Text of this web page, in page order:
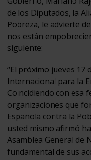
de los Diputados, la
Pobreza, le advierte
nos están
siguiente:
“El próximo jueves 17
Internacional para la
Coincidiendo con esa
organizaciones que
Española contra la
usted mismo afirmó
Asamblea General de
fundamental de sus